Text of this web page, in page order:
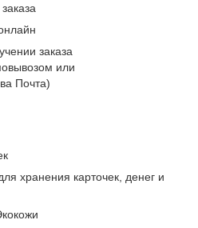
заказа
или
Почта)
хранения карточек, денег и